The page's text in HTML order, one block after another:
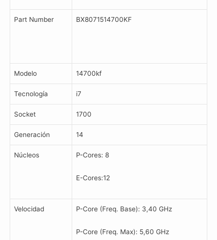
Part Number BX8071514700KF
Modelo 14700kf
Tecnología i7
Socket 1700
Generación 14
Núcleos P-Cores: 8
E-Cores:12
Velocidad P-Core (Freq. Base): 3,40 GHz
P-Core (Freq. Max): 5,60 GHz